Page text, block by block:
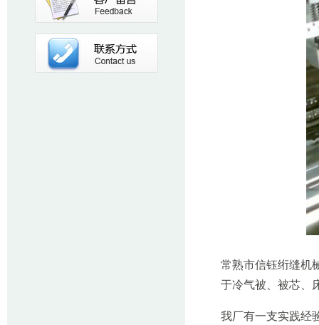
常熟市信钰绗缝机
于冷气被、被芯、
我厂有一支实践经